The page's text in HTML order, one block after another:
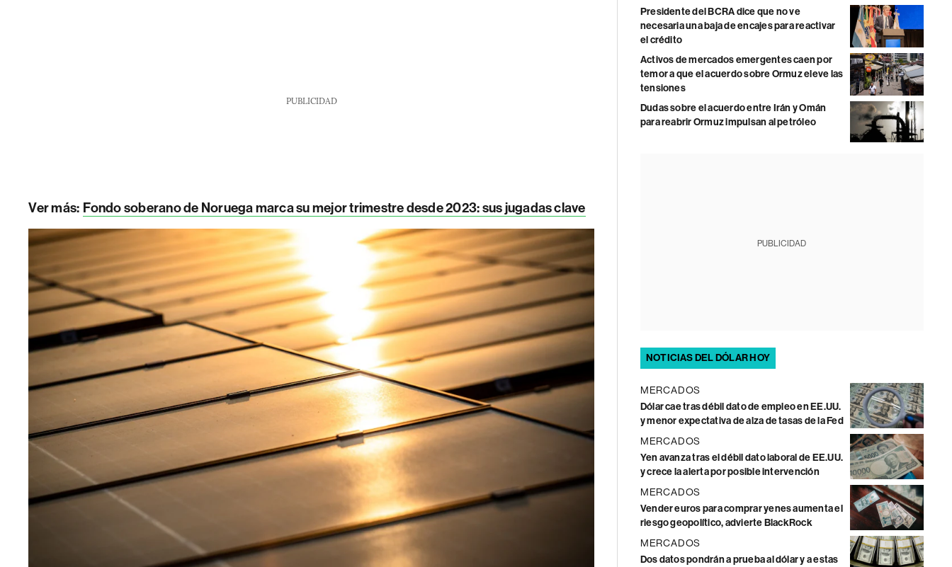
PUBLICIDAD
Ver más: Fondo soberano de Noruega marca su mejor trimestre desde 2023: sus jugadas clave
Presidente del BCRA dice que no ve
necesaria una baja de encajes para reactivar
el crédito
Activos de mercados emergentes caen por
temor a que el acuerdo sobre Ormuz eleve las
tensiones
Dudas sobre el acuerdo entre Irán y Omán
para reabrir Ormuz impulsan al petróleo
PUBLICIDAD
NOTICIAS DEL DÓLAR HOY
MERCADOS
Dólar cae tras débil dato de empleo en EE.UU.
y menor expectativa de alza de tasas de la Fed
MERCADOS
Yen avanza tras el débil dato laboral de EE.UU.
y crece la alerta por posible intervención
MERCADOS
Vender euros para comprar yenes aumenta el
riesgo geopolítico, advierte BlackRock
MERCADOS
Dos datos pondrán a prueba al dólar y a estas